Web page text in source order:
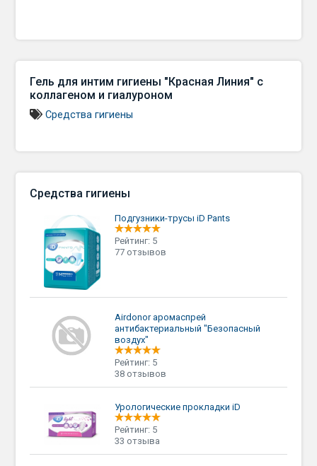
Гель для интим гигиены "Красная Линия" с
коллагеном и гиалуроном
Средства гигиены
Средства гигиены
Подгузники-трусы iD Pants
Рейтинг: 5
77 отзывов
Airdonor аромаспрей
антибактериальный "Безопасный
воздух"
Рейтинг: 5
38 отзывов
Урологические прокладки iD
Рейтинг: 5
33 отзыва